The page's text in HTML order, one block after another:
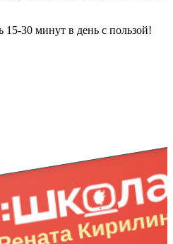
15-30 минут в день с пользой!